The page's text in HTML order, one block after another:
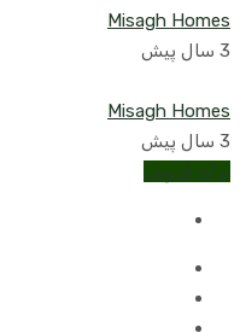
Misagh Homes
3 سال پیش
Misagh Homes
3 سال پیش
برای فروش